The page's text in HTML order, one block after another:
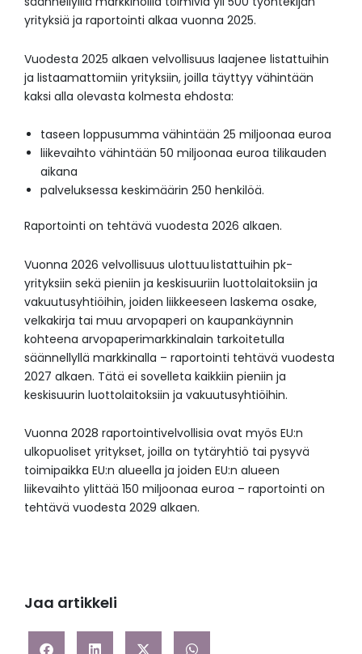
yrityksiä ja raportointi alkaa vuonna 2025.
Vuodesta 2025 alkaen velvollisuus laajenee listattuihin
ja listaamattomiin yrityksiin, joilla täyttyy vähintään
kaksi alla olevasta kolmesta ehdosta:
taseen loppusumma vähintään 25 miljoonaa euroa
liikevaihto vähintään 50 miljoonaa euroa tilikauden
aikana
palveluksessa keskimäärin 250 henkilöä.
Raportointi on tehtävä vuodesta 2026 alkaen.
Vuonna 2026 velvollisuus ulottuu listattuihin pk-
yrityksiin sekä pieniin ja keskisuuriin luottolaitoksiin ja
vakuutusyhtiöihin, joiden liikkeeseen laskema osake,
velkakirja tai muu arvopaperi on kaupankäynnin
kohteena arvopaperimarkkinalain tarkoitetulla
säännellyllä markkinalla – raportointi tehtävä vuodesta
2027 alkaen. Tätä ei sovelleta kaikkiin pieniin ja
keskisuurin luottolaitoksiin ja vakuutusyhtiöihin.
Vuonna 2028 raportointivelvollisia ovat myös EU:n
ulkopuoliset yritykset, joilla on tytäryhtiö tai pysyvä
toimipaikka EU:n alueella ja joiden EU:n alueen
liikevaihto ylittää 150 miljoonaa euroa – raportointi on
tehtävä vuodesta 2029 alkaen.
Jaa artikkeli